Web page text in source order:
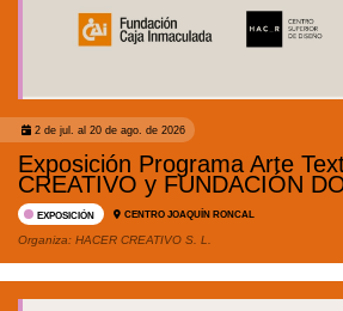
2 de jul. al 20 de ago. de 2026
Exposición Programa Arte
CREATIVO y FUNDACIÓN
EXPOSICIÓN CENTRO JOAQUÍN RONCAL
Organiza: HACER CREATIVO S. L.